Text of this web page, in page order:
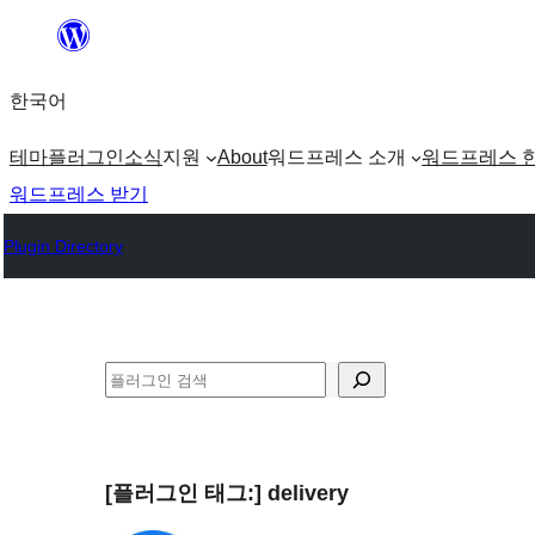
츠
로
가
한국어
테마플러그인소식지원 About워드프레스 소개 워드프레스
워드프레스 받기
Plugin Directory
검
[플러그인 태그:] delivery